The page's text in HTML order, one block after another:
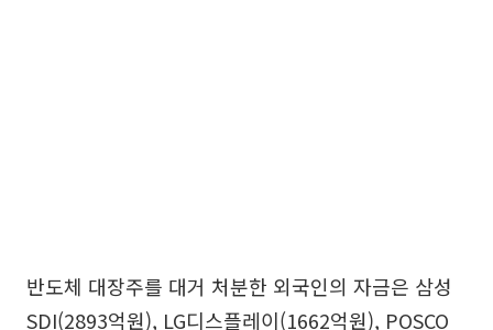
반도체 대장주를 대거 처분한 외국인의 자금은 삼성
SDI(2893억원), LG디스플레이(1662억원), POSCO